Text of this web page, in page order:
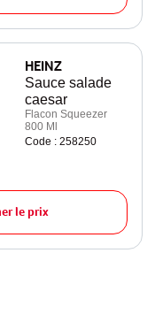
HEINZ
Sauce salade
caesar
Flacon Squeezer
800 Ml
Code : 258250
le prix